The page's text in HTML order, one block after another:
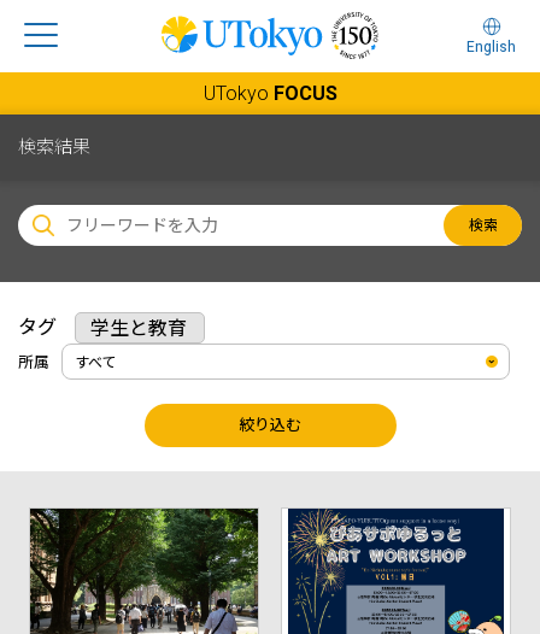
English
UTokyo FOCUS
検索結果
検索
タグ 学生と教育
所属
絞り込む